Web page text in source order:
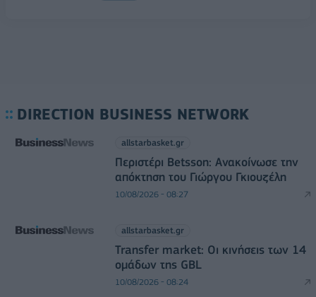
DIRECTION BUSINESS NETWORK
allstarbasket.gr
Περιστέρι Betsson: Ανακοίνωσε την
απόκτηση του Γιώργου Γκιουζέλη
10/08/2026 - 08:27
allstarbasket.gr
Transfer market: Οι κινήσεις των 14
ομάδων της GBL
10/08/2026 - 08:24